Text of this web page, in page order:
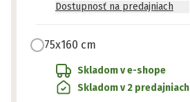
Dostupnosť na predajniach
75x160 cm
Skladom v e-shope
Skladom v 2 predajniach